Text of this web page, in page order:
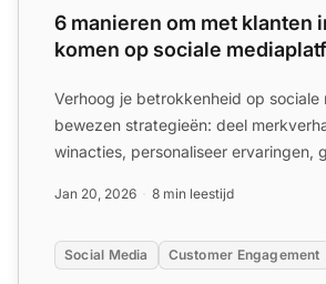
6 manieren om met klanten
komen op sociale
Verhoog je betrokkenheid op sociale
bewezen strategieën: deel
winacties, personaliseer ervaringen,
Jan 20, 2026 8 min leestijd
Social Media Customer Engagement